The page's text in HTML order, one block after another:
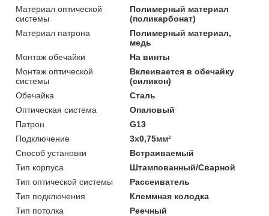
Материал оптической
системы
Полимерный материал
(поликарбонат)
Материал патрона
Полимерный материал,
медь
Монтаж обечайки
На винты
Монтаж оптической
системы
Вклеивается в обечайку
(силикон)
Обечайка
Сталь
Оптическая система
Опаловый
Патрон
G13
Подключение
3х0,75мм²
Способ установки
Встраиваемый
Тип корпуса
Штампованный/Сварной
Тип оптической системы
Рассеиватель
Тип подключения
Клеммная колодка
Тип потолка
Реечный